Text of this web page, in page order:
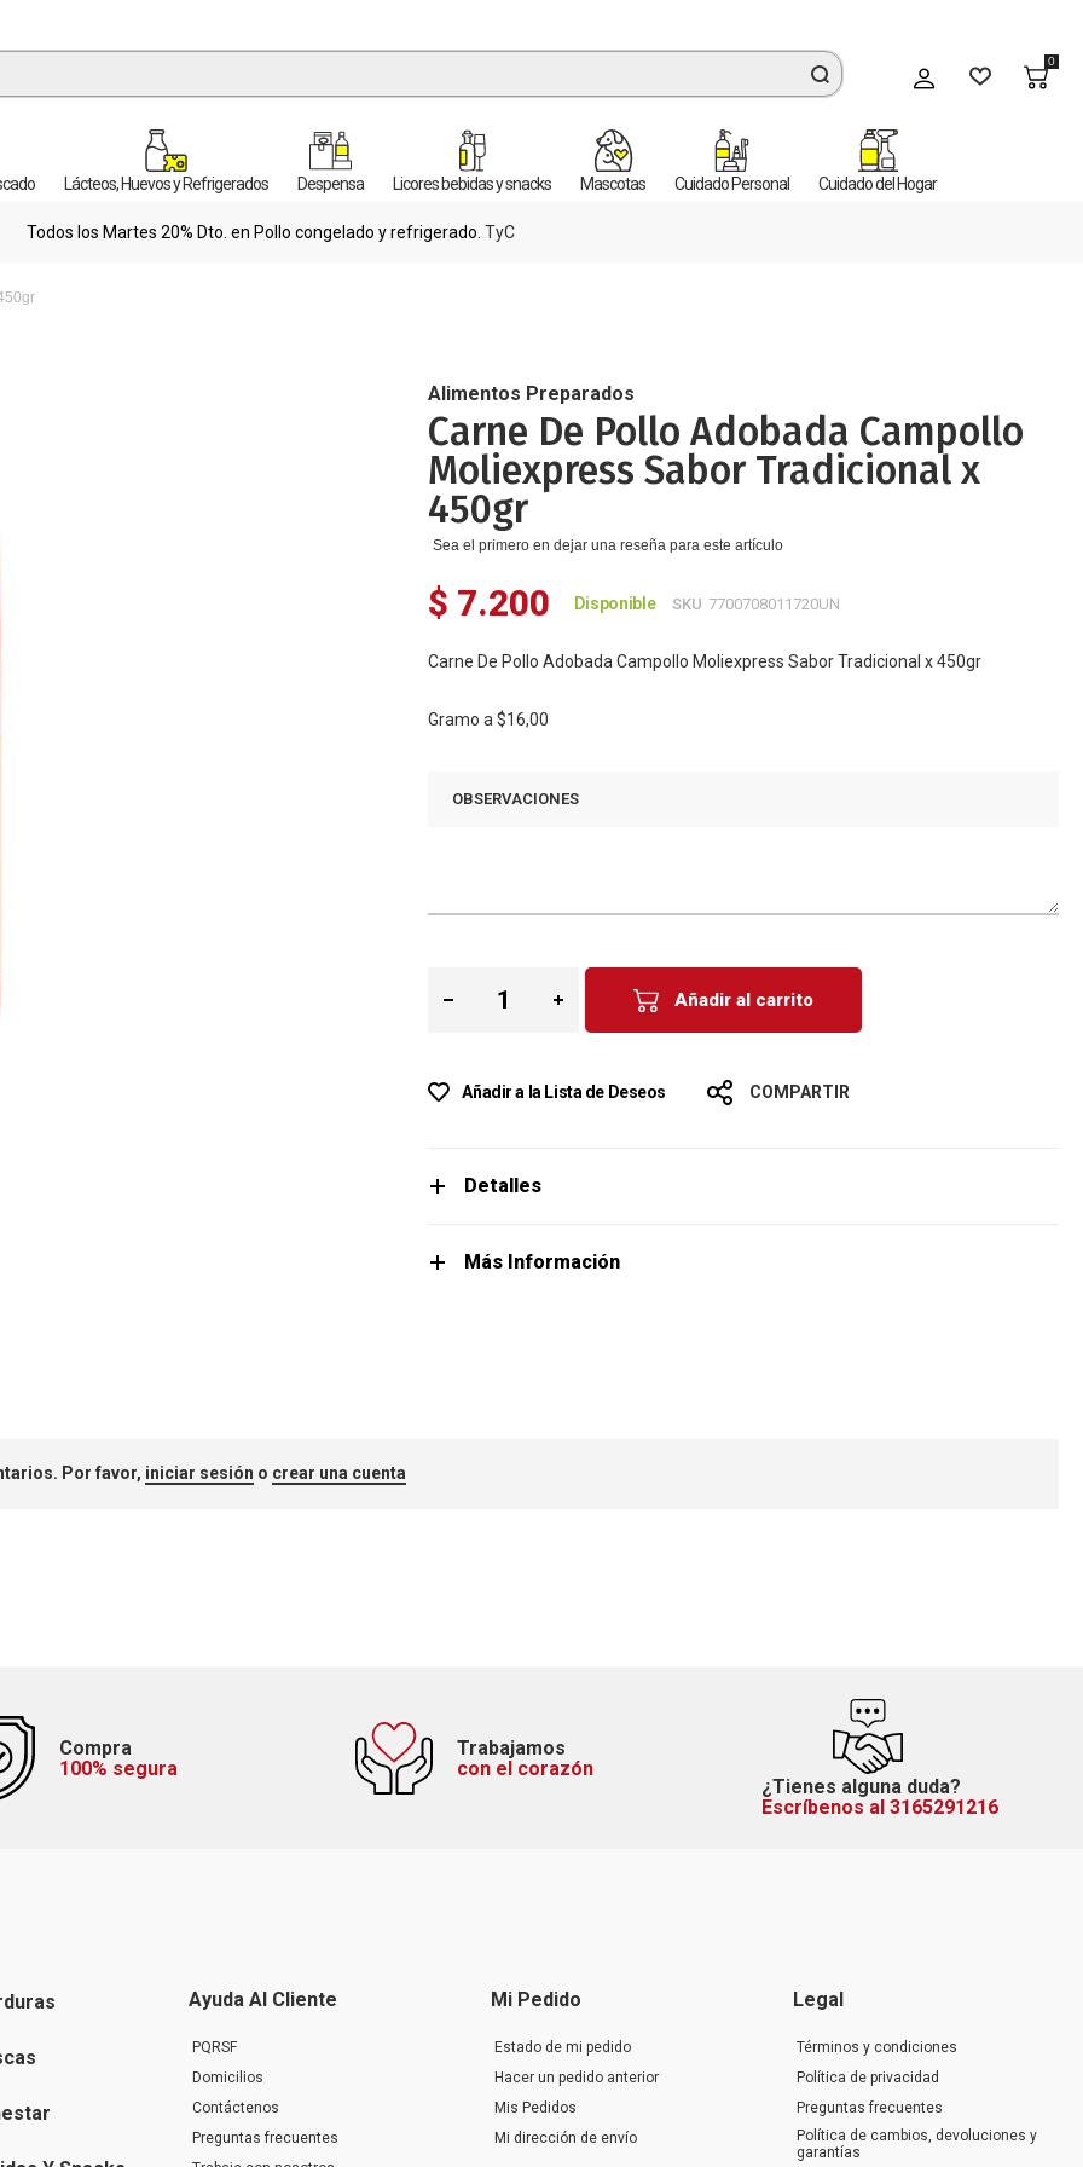
Mi cuenta
0
Lácteos, Huevos y Refrigerados Despensa Licores bebidas y snacks Mascotas Cuidado Personal Cuidado del Hogar
Todos los Martes 20% Dto. en Pollo congelado y refrigerado. TyC
Alimentos Preparados
Carne De Pollo Adobada Campollo
Moliexpress Sabor Tradicional x
450gr
Sea el primero en dejar una reseña para este artículo
$ 7.200 Disponible SKU 7700708011720UN
Carne De Pollo Adobada Campollo Moliexpress Sabor Tradicional x 450gr
Gramo a $16,00
OBSERVACIONES
Añadir al carrito
Añadir a la Lista de Deseos COMPARTIR
Detalles
Más Información
Por favor, iniciar sesión o crear una cuenta
Compra
100% segura
Trabajamos
con el corazón
¿Tienes alguna duda?
Escríbenos al 3165291216
Ayuda Al Cliente
PQRSF
Domicilios
Contáctenos
Preguntas frecuentes
Mi Pedido
Estado de mi pedido
Hacer un pedido anterior
Mis Pedidos
Mi dirección de envío
Legal
Términos y condiciones
Política de privacidad
Preguntas frecuentes
Política de cambios, devoluciones y
garantías